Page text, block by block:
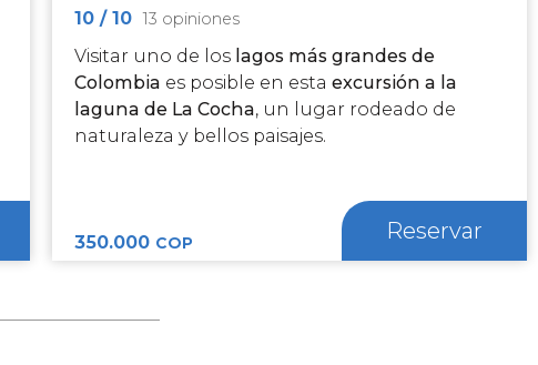
10 / 10 13 opiniones
Visitar uno de loslagos más grandes de
Colombia es posible en esta excursión a la
laguna de La Cocha, un lugar rodeado de
naturaleza y bellos paisajes.
350.000 COP Reservar